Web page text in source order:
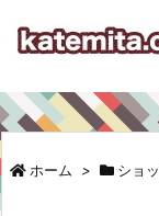
ホーム > ショ